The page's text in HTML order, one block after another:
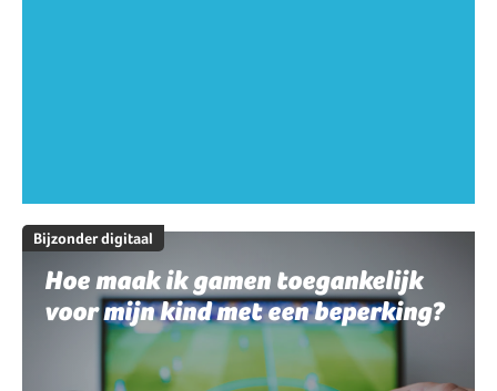
Bijzonder digitaal
Hoe maak ik gamen toegankelijk
voor mijn kind met een beperking?